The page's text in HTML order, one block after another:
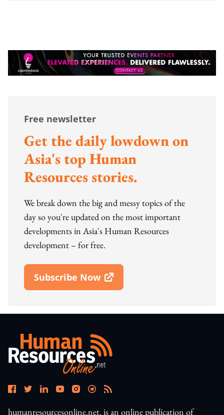
Free newsletter
Get the daily lowdown on
Asia's top Human
Resources stories.
We break down the big and messy topics of the
day so you're updated on the most important
developments in Asia's Human Resources
development – for free.
Subscribe Now
Open In New Window
humanresourcesonline.net. is an online publication of